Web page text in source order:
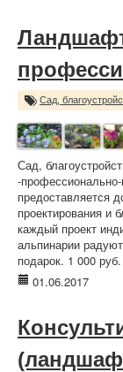
Сад,
Сад,
-
предоставляется
проектирования и
каждый проект
альпинарии
подарок. 1 000 руб.
01.06.2017